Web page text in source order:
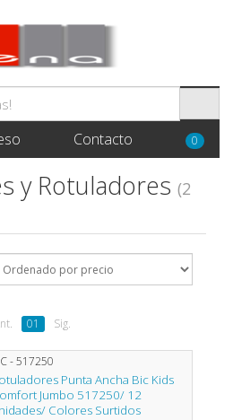
Contacto 0
y Rotuladores (2
01 Sig.
- 517250
Punta Ancha Bic Kids
Jumbo 517250/ 12
Colores Surtidos